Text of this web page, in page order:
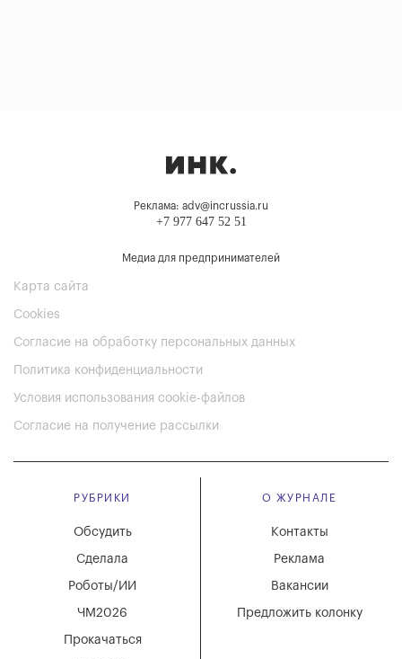
Реклама: adv@incrussia.ru
+7 977 647 52 51
Медиа для предпринимателей
Карта сайта
Cookies
Согласие на обработку персональных данных
Политика конфиденциальности
Условия использования cookie-файлов
Согласие на получение рассылки
РУБРИКИ
Обсудить
Сделала
Роботы/ИИ
ЧМ2026
Прокачаться
О ЖУРНАЛЕ
Вакансии
Реклама
Контакты
Предложить колонку